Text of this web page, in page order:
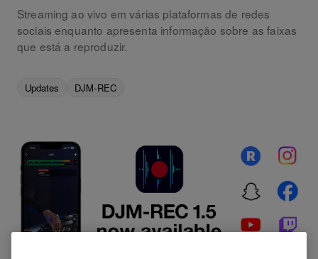
Streaming ao vivo em várias plataformas de redes
sociais enquanto apresenta informação sobre as faixas
que está a reproduzir.
Updates DJM-REC